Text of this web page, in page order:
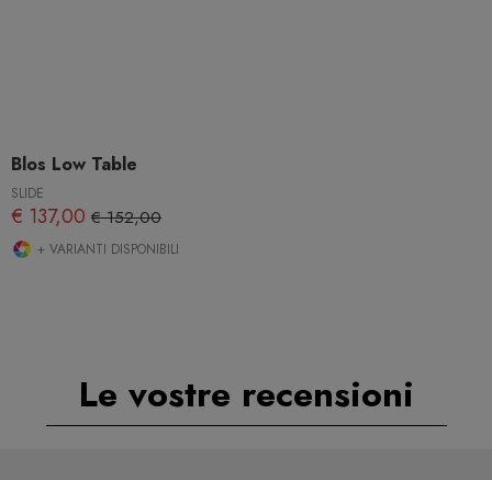
Blos Low Table
SLIDE
€ 137,00 € 152,00
+ VARIANTI DISPONIBILI
Le vostre recensioni